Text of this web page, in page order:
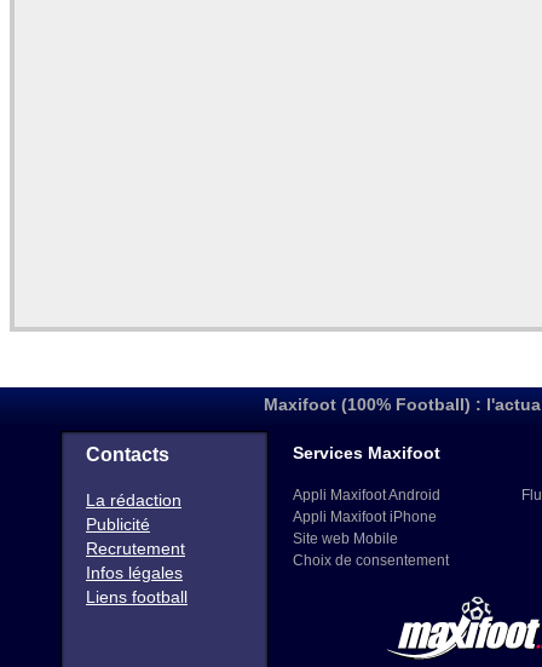
Maxifoot (100% Football) :
Contacts
La rédaction
Publicité
Recrutement
Infos légales
Liens football
Services Maxifoot
Appli Maxifoot Android
Appli Maxifoot iPhone
Site web Mobile
Choix de consentement